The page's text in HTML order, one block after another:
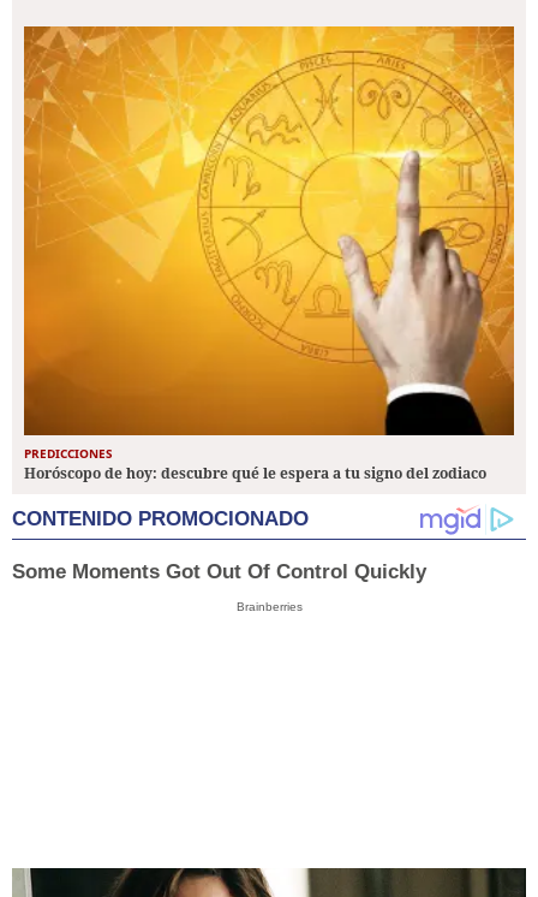
PREDICCIONES
Horóscopo de hoy: descubre qué le espera a tu signo del zodiaco
CONTENIDO PROMOCIONADO
Some Moments Got Out Of Control Quickly
Brainberries